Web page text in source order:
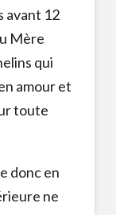
avant 12
Mère
qui
amour et
toute
donc en
ne